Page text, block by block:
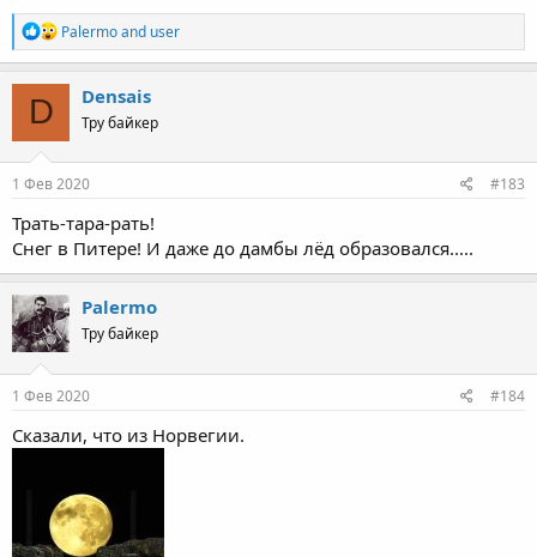
R
e
a
c
o
n
s
Palermoand user
D Densais
Тру байкер
1 Фев 2020 #183
Трать-тара-рать!
Снег в Питере! И даже до дамбы лёд образовался.....
Palermo
Тру байкер
1 Фев 2020 #184
Сказали, что из Норвегии.